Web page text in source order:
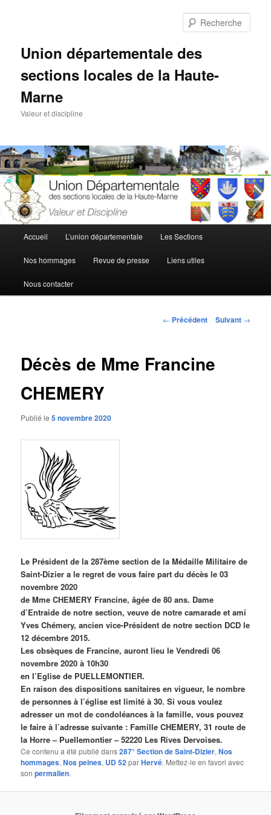
Union départementale des
sections locales de la Haute-
Marne
Valeur et discipline
principal
Accueil L’union départementale Les Sections
Nos hommages Revue de presse Liens utiles
Nous contacter
Navigation
← Précédent Suivant →
Décès de Mme Francine
CHEMERY
Publié le5 novembre 2020
Le Président de la 287ème section de la Médaille Militaire de
Saint-Dizier a le regret de vous faire part du décès le 03
novembre 2020
de Mme CHEMERY Francine, âgée de 80 ans. Dame
d’Entraide de notre section, veuve de notre camarade et ami
Yves Chémery, ancien vice-Président de notre section DCD le
12 décembre 2015.
Les obsèques de Francine, auront lieu le Vendredi 06
novembre 2020 à 10h30
en l’Eglise de PUELLEMONTIER.
En raison des dispositions sanitaires en vigueur, le nombre
de personnes à l’église est limité à 30. Si vous voulez
adresser un mot de condoléances à la famille, vous pouvez
le faire à l’adresse suivante : Famille CHEMERY, 31 route de
la Horre – Puellemontier – 52220 Les Rives Dervoises.
Ce contenu a été publié dans287° Section de Saint-Dizier,Nos
hommages,Nos peines, UD 52parHervé. Mettez-le en favori avec
sonpermalien.